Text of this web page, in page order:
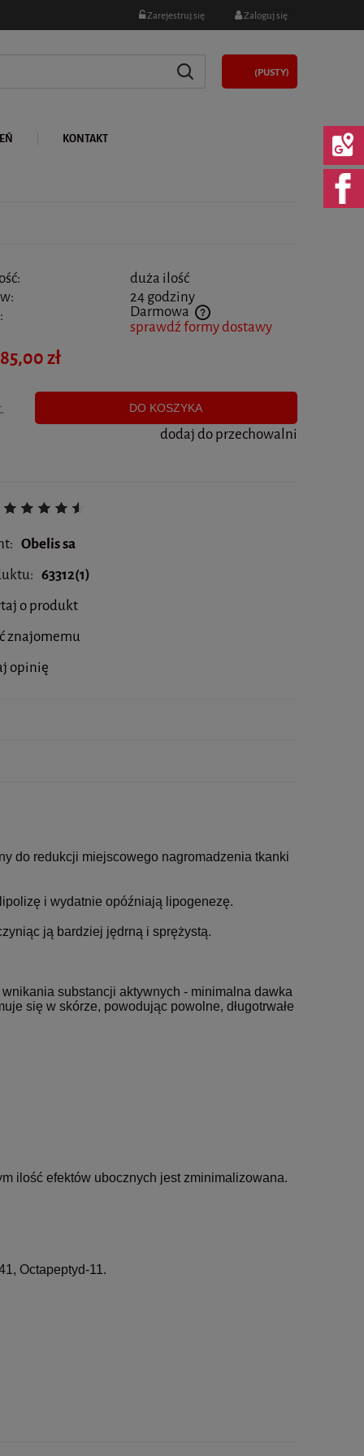
Zarejestruj się Zaloguj się
(PUSTY)
KONTAKT
duża ilość
24 godziny
Darmowa
nie zawiera ewentualnych kosztów płatności
sprawdź formy dostawy
zł
DO KOSZYKA
dodaj do przechowalni
Obelis sa
63312(1)
o produkt
znajomemu
opinię
do redukcji miejscowego nagromadzenia tkanki
i wydatnie opóźniają lipogenezę.
ją bardziej jędrną i sprężystą.
substancji aktywnych - minimalna dawka
się w skórze, powodując powolne, długotrwałe
ilość efektów ubocznych jest zminimalizowana.
Octapeptyd-11.